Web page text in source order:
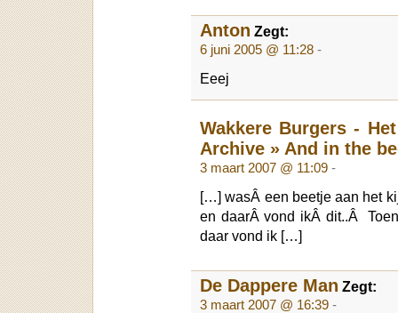
Anton Zegt:
6 juni 2005 @ 11:28 -
Eeej
Wakkere Burgers -
Archive » And in the
3 maart 2007 @ 11:09 -
[…] wasÂ een beetje aan het
en daarÂ vond ikÂ dit..Â
daar vond ik […]
De Dappere Man Zegt:
3 maart 2007 @ 16:39 -